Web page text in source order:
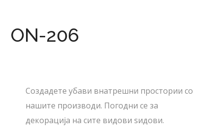
ON-206
Создадете убави внатрешни простории со
нашите производи. Погодни се за
декорација на сите видови ѕидови.